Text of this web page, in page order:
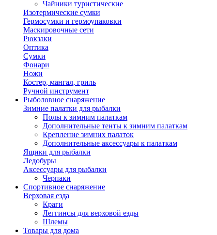
Чайники туристические
Изотермические сумки
Гермосумки и гермоупаковки
Маскировочные сети
Рюкзаки
Оптика
Сумки
Фонари
Ножи
Костер, мангал, гриль
Ручной инструмент
Рыболовное снаряжение
Зимние палатки для рыбалки
Полы к зимним палаткам
Дополнительные тенты к зимним палаткам
Крепление зимних палаток
Дополнительные аксессуары к палаткам
Ящики для рыбалки
Ледобуры
Аксессуары для рыбалки
Черпаки
Спортивное снаряжение
Верховая езда
Краги
Леггинсы для верховой езды
Шлемы
Товары для дома